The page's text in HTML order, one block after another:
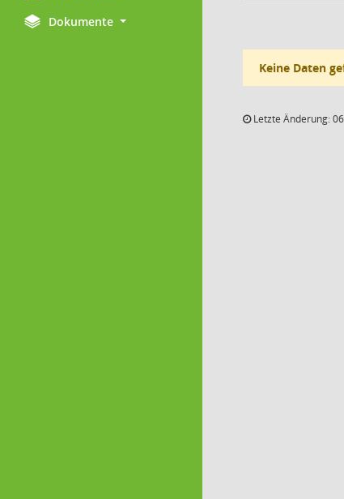
Dokumente
Keine Daten
Letzte Änderung: